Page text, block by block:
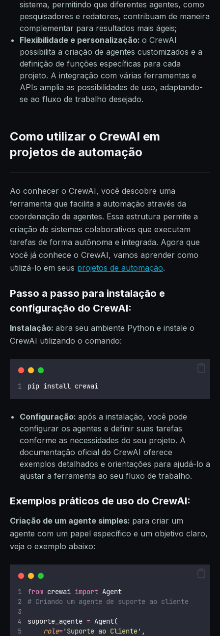
sistema, permitindo que diferentes agentes, como
pesquisadores e redatores, contribuam de maneira
complementar para resultados mais ágeis;
Flexibilidade e personalização: o CrewAI
possibilita a criação de agentes customizados e a
definição de funções específicas para cada
projeto. A integração com várias ferramentas e
APIs amplia as possibilidades de uso, adaptando-
se ao fluxo de trabalho desejado.
Como utilizar o CrewAI em
projetos de automação
Ao conhecer o CrewAI, você descobre uma
ferramenta que facilita a automação através da
coordenação de agentes. Essa estrutura permite a
criação de sistemas colaborativos que executam
tarefas de forma autônoma e integrada. Agora que
você já conhece o CrewAI, vamos aprender como
utilizá-lo em seus projetos de automação.
Passo a passo para instalação e
configuração do CrewAI:
Instalação: abra seu ambiente Python e instale o
CrewAI utilizando o comando:
pip install crewai
Configuração: após a instalação, você pode
configurar os agentes e definir suas tarefas
conforme as necessidades do seu projeto. A
documentação oficial do CrewAI oferece
exemplos detalhados e orientações para ajudá-lo a
ajustar a ferramenta ao seu fluxo de trabalho.
Exemplos práticos de uso do CrewAI:
Criação de um agente simples: para criar um
agente com um papel específico e um objetivo claro,
veja o exemplo abaixo:
from crewai import Agent
# Criando um agente de suporte ao cliente
suporte_agente = Agent(
role=' Suporte ao Cliente' ,